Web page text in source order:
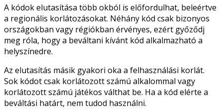
A kódok elutasítása több okból is előfordulhat, beleértve
a regionális korlátozásokat. Néhány kód csak bizonyos
országokban vagy régiókban érvényes, ezért győződj
meg róla, hogy a beváltani kívánt kód alkalmazható a
helyszínedre.
Az elutasítás másik gyakori oka a felhasználási korlát.
Sok kódot csak korlátozott számú alkalommal vagy
korlátozott számú játékos válthat be. Ha a kód elérte a
beváltási határt, nem tudod használni.